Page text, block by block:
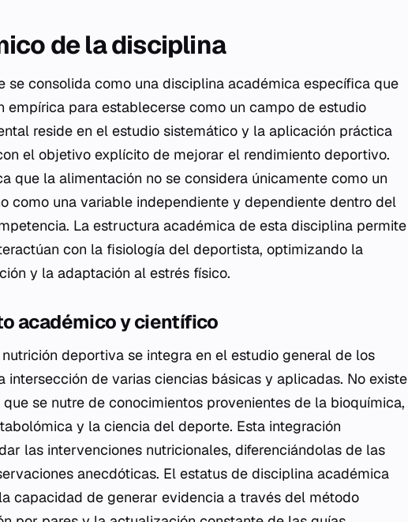
de la disciplina
se consolida como una disciplina académica específica que
empírica para establecerse como un campo de estudio
reside en el estudio sistemático y la aplicación práctica
el objetivo explícito de mejorar el rendimiento deportivo.
que la alimentación no se considera únicamente como un
como una variable independiente y dependiente dentro del
La estructura académica de esta disciplina permite
con la fisiología del deportista, optimizando la
y la adaptación al estrés físico.
académico y científico
deportiva se integra en el estudio general de los
de varias ciencias básicas y aplicadas. No existe
se nutre de conocimientos provenientes de la bioquímica,
y la ciencia del deporte. Esta integración
las intervenciones nutricionales, diferenciándolas de las
anecdóticas. El estatus de disciplina académica
capacidad de generar evidencia a través del método